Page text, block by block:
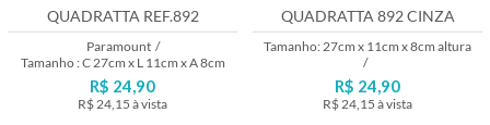
QUADRATTA REF.892
Paramount /
Tamanho : C 27cm x L 11cm x A 8cm
R$ 24,90
R$ 24,15 à vista
QUADRATTA 892 CINZA
CHUMBO
Tamanho: 27cm x 11cm x 8cm altura
/
R$ 24,90
R$ 24,15 à vista